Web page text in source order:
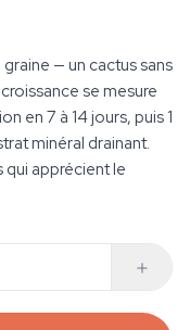
— un cactus sans
se mesure
en 7 à 14 jours, puis 1
minéral drainant.
apprécient le